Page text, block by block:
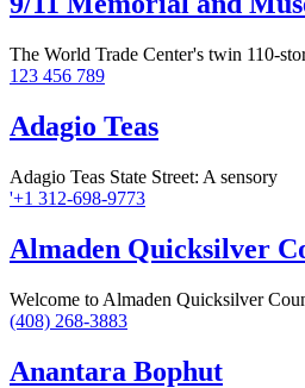
The World Trade Center's twin 110-
123 456 789
Adagio Teas
Adagio Teas State Street: A sensory
'+1 312-698-9773
Almaden Quicksilver
Welcome to Almaden Quicksilver
(408) 268-3883
Anantara Bophut